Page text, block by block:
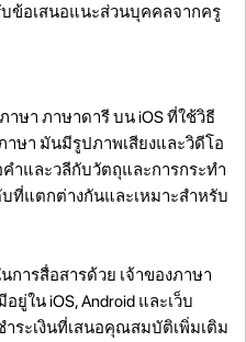
ข้อเสนอแนะส่วนบุคคลจากครู
าษา ภาษาดารี บน iOS ที่ใช้วิธี
ษา มันมีรูปภาพเสียงและวิดีโอ
ำและวลีกับวัตถุและการกระทำ
ที่แตกต่างกันและเหมาะสำหรับ
การสื่อสารด้วย เจ้าของภาษา
ใน iOS, Android และเว็บ
ระเงินที่เสนอคุณสมบัติเพิ่มเติม